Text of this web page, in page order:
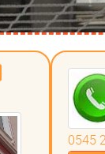
0545